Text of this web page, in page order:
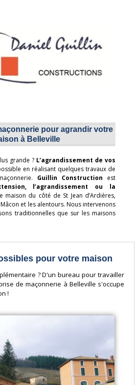
pour agrandir votre
à Belleville
grande ? L’agrandissement de vos
en réalisant quelques travaux de
Guillin Construction est
l’agrandissement ou la
maison du côté de St Jean d’Ardières,
et les alentours. Nous intervenons
traditionnelles que sur les maisons
pour votre maison
? D'un bureau pour travailler
de maçonnerie à Belleville s'occupe
!